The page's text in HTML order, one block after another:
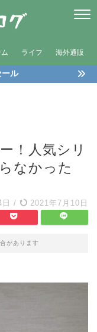
ライフ 海外通販
ル
！人気シリ
なかった
/ 2021年7月10日
があります